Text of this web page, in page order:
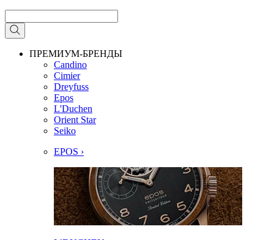
ПРЕМИУМ-БРЕНДЫ
Candino
Cimier
Dreyfuss
Epos
L'Duchen
Orient Star
Seiko
EPOS ›